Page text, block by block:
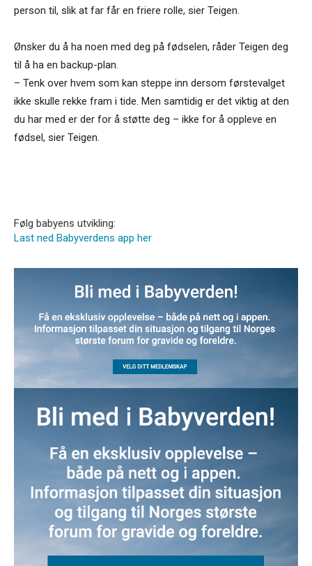
person til, slik at far får en friere rolle, sier Teigen.
Ønsker du å ha noen med deg på fødselen, råder Teigen deg
til å ha en backup-plan.
– Tenk over hvem som kan steppe inn dersom førstevalget
ikke skulle rekke fram i tide. Men samtidig er det viktig at den
du har med er der for å støtte deg – ikke for å oppleve en
fødsel, sier Teigen.
Følg babyens utvikling:
Last ned Babyverdens app her